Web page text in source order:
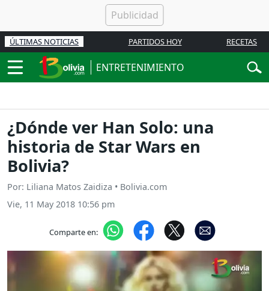
ÚLTIMAS NOTICIAS PARTIDOS HOY RECETAS
ENTRETENIMIENTO
¿Dónde ver Han Solo: una
historia de Star Wars en
Bolivia?
Por: Liliana Matos Zaidiza • Bolivia.com
Vie, 11 May 2018 10:56 pm
Comparte en: